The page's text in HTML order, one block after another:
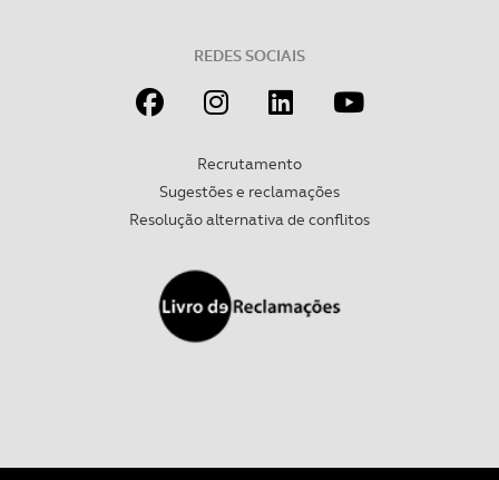
REDES SOCIAIS
Recrutamento
Sugestões e reclamações
Resolução alternativa de conflitos